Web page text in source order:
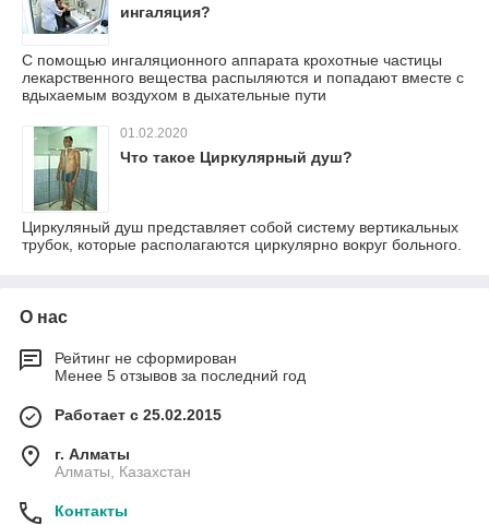
ингаляция?
С помощью ингаляционного аппарата крохотные частицы
лекарственного вещества распыляются и попадают вместе с
вдыхаемым воздухом в дыхательные пути
01.02.2020
Что такое Циркулярный душ?
Циркуляный душ представляет собой систему вертикальных
трубок, которые располагаются циркулярно вокруг больного.
О нас
Рейтинг не сформирован
Менее 5 отзывов за последний год
Работает с 25.02.2015
г. Алматы
Алматы, Казахстан
Контакты